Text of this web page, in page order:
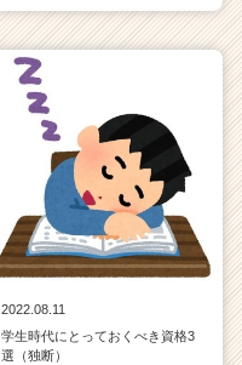
2022.08.11
学生時代にとっておくべき資格3
選（独断）